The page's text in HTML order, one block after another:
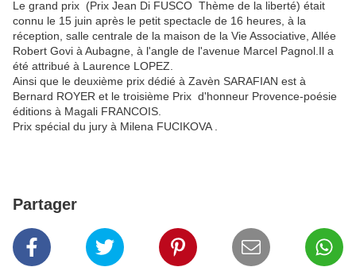
Le grand prix (Prix Jean Di FUSCO Thème de la liberté) était
connu le 15 juin après le petit spectacle de 16 heures, à la
réception, salle centrale de la maison de la Vie Associative, Allée
Robert Govi à Aubagne, à l'angle de l'avenue Marcel Pagnol.Il a
été attribué à Laurence LOPEZ.
Ainsi que le deuxième prix dédié à Zavèn SARAFIAN est à
Bernard ROYER et le troisième Prix d'honneur Provence-poésie
éditions à Magali FRANCOIS.
Prix spécial du jury à Milena FUCIKOVA .
Partager